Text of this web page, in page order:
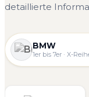
detaillierte
BMW
1er bis 7er · X-